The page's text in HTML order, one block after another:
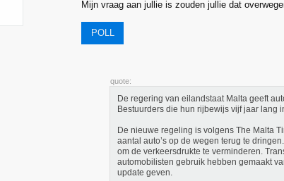
Mijn vraag aan jullie is zouden jullie dat
POLL
quote:
De regering van eilandstaat Malta geeft
Bestuurders die hun rijbewijs vijf jaar lang
De nieuwe regeling is volgens The Malta
aantal auto’s op de wegen terug te
om de verkeersdrukte te verminderen.
automobilisten gebruik hebben gemaakt
update geven.